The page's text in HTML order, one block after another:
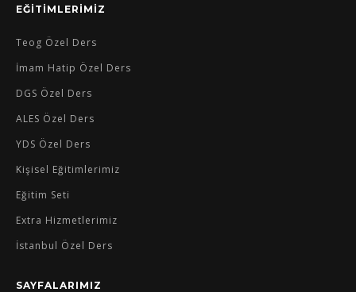
EĞİTİMLERİMİZ
Teog Özel Ders
İmam Hatip Özel Ders
DGS Özel Ders
ALES Özel Ders
YDS Özel Ders
Kişisel Eğitimlerimiz
Eğitim Seti
Extra Hizmetlerimiz
İstanbul Özel Ders
SAYFALARIMIZ